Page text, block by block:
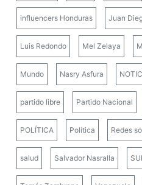
influencers Honduras Juan
Luis Redondo Mel Zelaya
Mundo Nasry Asfura
partido libre Partido Nacional
POLÍTICA Política Redes
salud Salvador Nasralla